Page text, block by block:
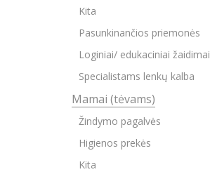
Kita
Pasunkinančios priemonės
Loginiai/ edukaciniai žaidimai
Specialistams lenkų kalba
Mamai (tėvams)
Žindymo pagalvės
Higienos prekės
Kita